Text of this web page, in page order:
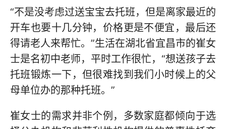
“不是没考虑过送宝宝去托班，但是离家最近的
开车也要十几分钟，价格更是不便宜，最后还
得请老人来帮忙。”生活在湖北省宜昌市的崔女
士是名初中老师，平时工作很忙，“想送孩子去
托班锻炼一下，但很难找到我们小时候上的父
母单位办的那种托班。”
崔女士的需求并非个例，多数家庭都倾向于选